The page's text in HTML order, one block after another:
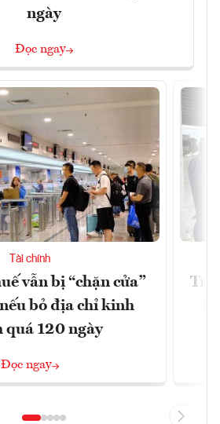
ngày
Đọc ngay
Tài chính
vẫn bị “chặn cửa”
bỏ địa chỉ kinh
quá 120 ngày
Đọc ngay